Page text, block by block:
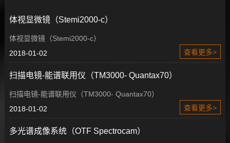
体视显微镜（Stemi2000-c）
体视显微镜（Stemi2000-c）
2018-01-02
查看更多>
扫描电镜-能谱联用仪（TM3000- Quantax70）
扫描电镜-能谱联用仪（TM3000- Quantax70）
2018-01-02
查看更多>
多光谱成像系统（OTF Spectrocam）